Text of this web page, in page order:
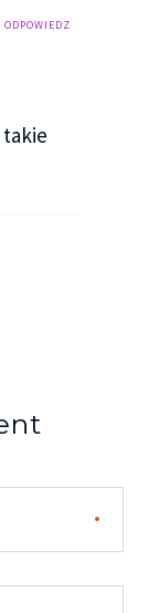
ODPOWIEDZ
takie